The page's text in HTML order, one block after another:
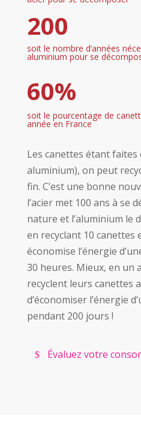
200
soit le nombre d’années
aluminium pour se
60%
soit le pourcentage de
année en France
Les canettes étant faites
aluminium), on peut
fin. C’est une bonne
l’acier met 100 ans à se
nature et l’aluminium le
en recyclant 10 canettes
économise l’énergie
30 heures. Mieux, en un
recyclent leurs canettes
d’économiser l’énergie
pendant 200 jours !
Évaluez votre